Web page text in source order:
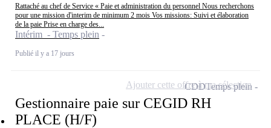
Rattaché au chef de Service « Paie et administration du personnel Nous recherchons
pour une mission d'interim de minimum 2 mois Vos missions: Suivi et élaboration
de la paie Prise en charge des...
Intérim - Temps plein
Publié il y a 17 jours
Gestionnaire paie sur CEGID RH
PLACE (H/F)
CDDTemps plein
Ajouter cette offre à ma sélection